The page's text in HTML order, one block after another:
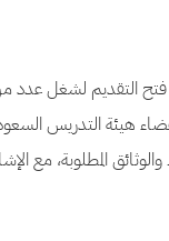
فتح التقديم لشغل
هيئة التدريس
الفترة من 8 إلى 19 مارس 2026، وفق